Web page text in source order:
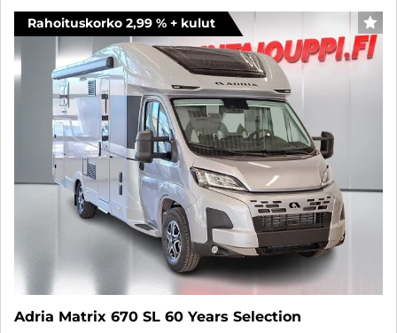
Rahoituskorko 2,99 % + kulut
Adria Matrix 670 SL 60 Years Selection